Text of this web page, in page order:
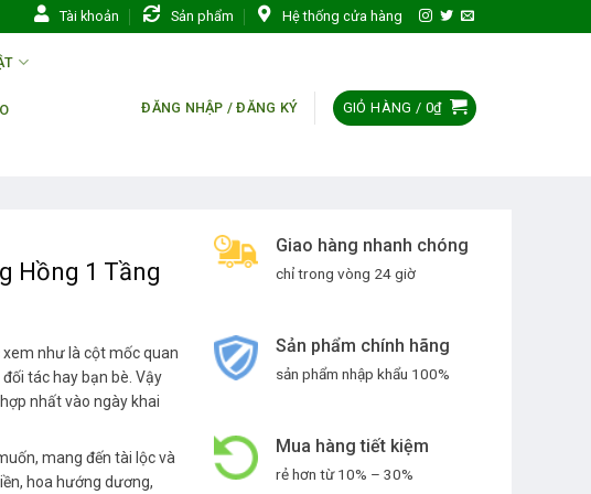
Tài khoản Sản phẩm Hệ thống cửa hàng
ĐĂNG NHẬP / ĐĂNG KÝ GIỎ HÀNG / 0₫
Giao hàng nhanh chóng
chỉ trong vòng 24 giờ
Sản phẩm chính hãng
sản phẩm nhập khẩu 100%
Mua hàng tiết kiệm
rẻ hơn từ 10% – 30%
Hồng 1 Tầng
như là cột mốc quan
tác hay bạn bè. Vậy
nhất vào ngày khai
mang đến tài lộc và
hoa hướng dương,